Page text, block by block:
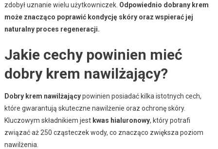
zdobył uznanie wielu użytkowniczek. Odpowiednio dobrany krem
może znacząco poprawić kondycję skóry oraz wspierać jej
naturalny proces regeneracji.
Jakie cechy powinien mieć
dobry krem nawilżający?
Dobry krem nawilżającypowinien posiadać kilka istotnych cech,
które gwarantują skuteczne nawilżenie oraz ochronę skóry.
Kluczowym składnikiem jest kwas hialuronowy, który potrafi
związać aż 250 cząsteczek wody, co znacząco zwiększa poziom
nawilżenia.